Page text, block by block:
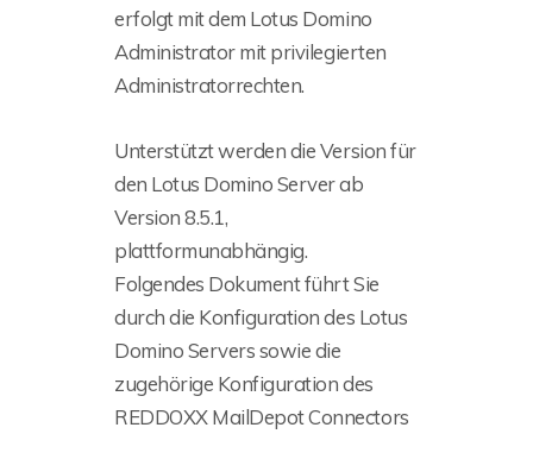
erfolgt mit dem Lotus Domino
Administrator mit privilegierten
Administratorrechten.
Unterstützt werden die Version für
den Lotus Domino Server ab
Version 8.5.1,
plattformunabhängig.
Folgendes Dokument führt Sie
durch die Konfiguration des Lotus
Domino Servers sowie die
zugehörige Konfiguration des
REDDOXX MailDepot Connectors